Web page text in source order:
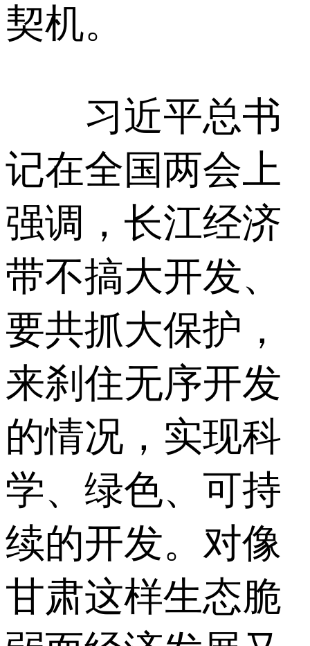
契机。
习近平总书
记在全国两会上
强调，长江经济
带不搞大开发、
要共抓大保护，
来刹住无序开发
的情况，实现科
学、绿色、可持
续的开发。对像
甘肃这样生态脆